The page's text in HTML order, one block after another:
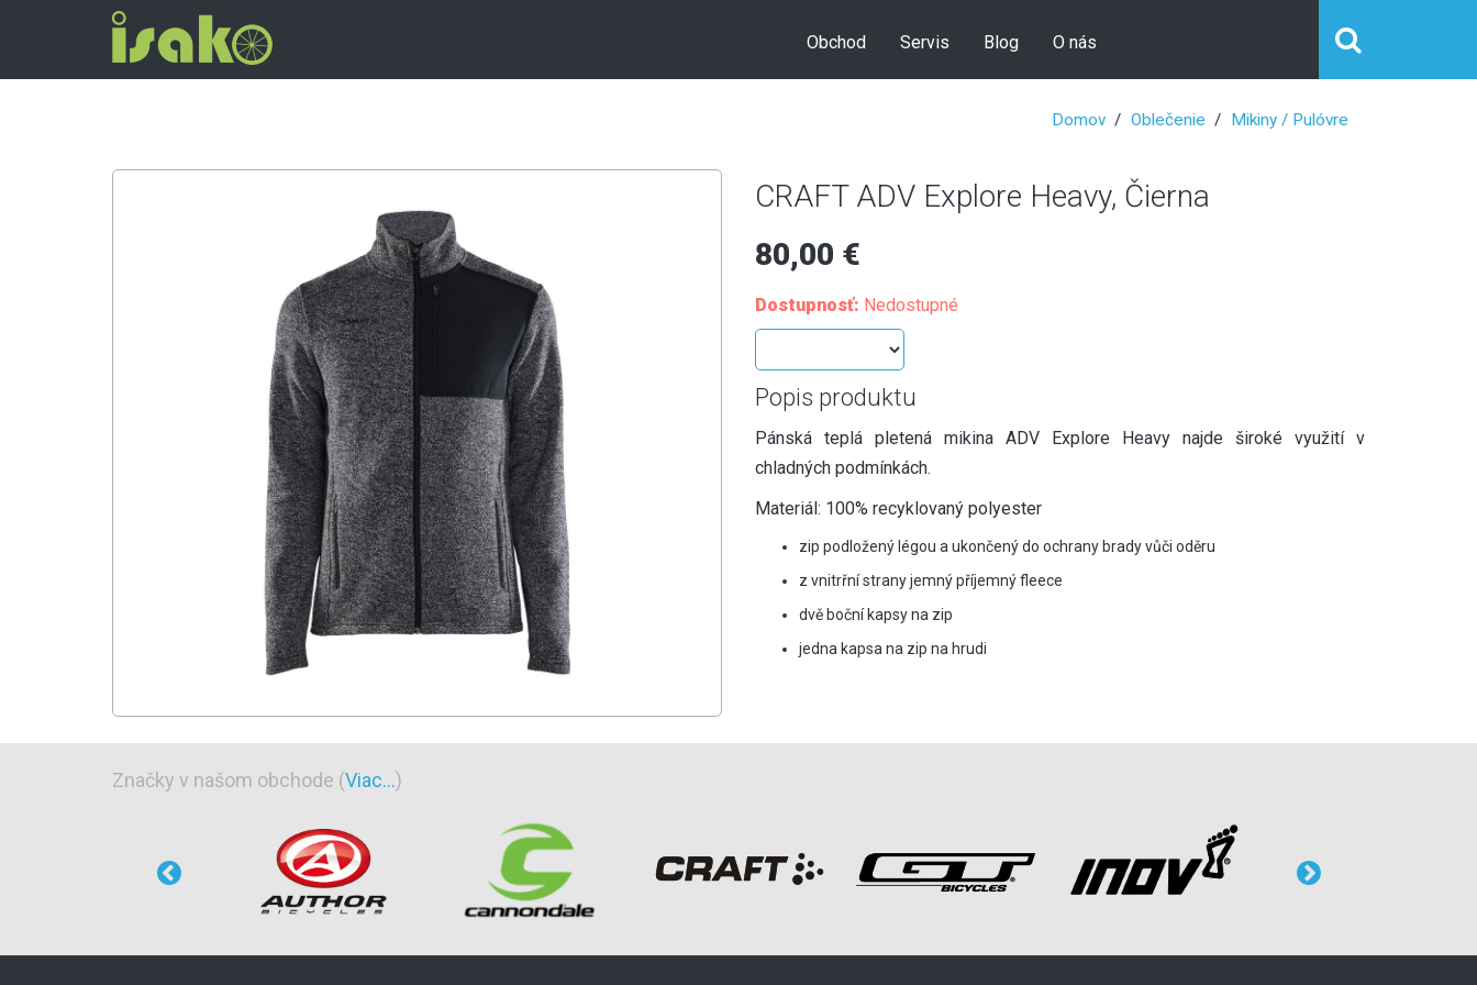
Obchod Servis Blog O nás
Domov Oblečenie Mikiny / Pulóvre
CRAFT ADV Explore Heavy, Čierna
80,00 €
Dostupnosť: Nedostupné
Popis produktu
Pánská teplá pletená mikina ADV Explore Heavy najde široké využití v
chladných podmínkách.
Materiál: 100% recyklovaný polyester
zip podložený légou a ukončený do ochrany brady vůči oděru
z vnitrřní strany jemný příjemný fleece
dvě boční kapsy na zip
jedna kapsa na zip na hrudi
Značky v našom obchode (Viac...)